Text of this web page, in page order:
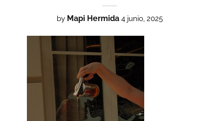
by Mapi Hermida 4 junio, 2025